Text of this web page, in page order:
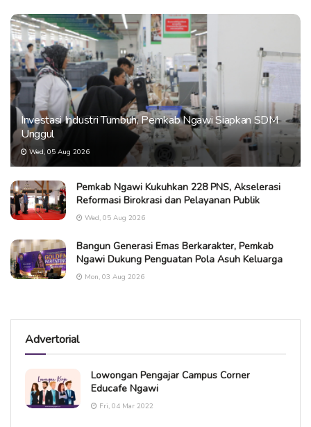
Investasi Industri Tumbuh, Pemkab Ngawi Siapkan SDM
Unggul
Wed, 05 Aug 2026
Pemkab Ngawi Kukuhkan 228 PNS, Akselerasi
Reformasi Birokrasi dan Pelayanan Publik
Wed, 05 Aug 2026
Bangun Generasi Emas Berkarakter, Pemkab
Ngawi Dukung Penguatan Pola Asuh Keluarga
Mon, 03 Aug 2026
Advertorial
Lowongan Pengajar Campus Corner
Educafe Ngawi
Fri, 04 Mar 2022